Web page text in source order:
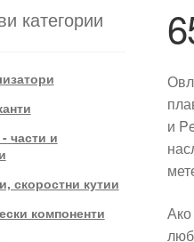
и
Ако
категории
части и
скоростни кутии
компоненти